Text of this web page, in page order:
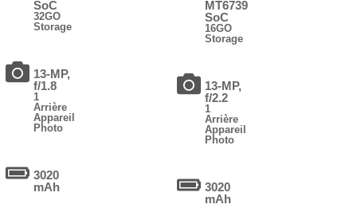
SoC
32GO
Storage
13-MP,
f/1.8
1
Arrière
Appareil
Photo
3020
mAh
MT6739
SoC
16GO
Storage
13-MP,
f/2.2
1
Arrière
Appareil
Photo
3020
mAh